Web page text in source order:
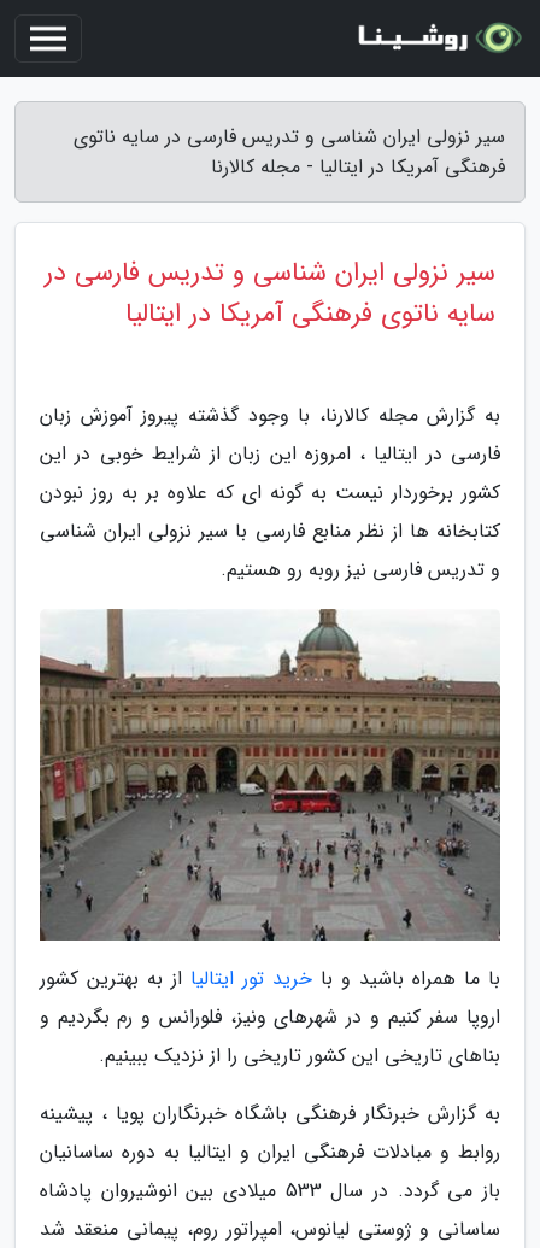
سیر نزولی ایران شناسی و تدریس فارسی در سایه ناتوی
فرهنگی آمریکا در ایتالیا - مجله کالارنا
سیر نزولی ایران شناسی و تدریس فارسی در
سایه ناتوی فرهنگی آمریکا در ایتالیا
به گزارش مجله کالارنا، با وجود گذشته پیروز آموزش زبان
فارسی در ایتالیا ، امروزه این زبان از شرایط خوبی در این
کشور برخوردار نیست به گونه ای که علاوه بر به روز نبودن
کتابخانه ها از نظر منابع فارسی با سیر نزولی ایران شناسی
و تدریس فارسی نیز روبه رو هستیم.
با ما همراه باشید و با خرید تور ایتالیا از به بهترین کشور
اروپا سفر کنیم و در شهرهای ونیز، فلورانس و رم بگردیم و
بناهای تاریخی این کشور تاریخی را از نزدیک ببینیم.
به گزارش خبرنگار فرهنگی باشگاه خبرنگاران پویا ، پیشینه
روابط و مبادلات فرهنگی ایران و ایتالیا به دوره ساسانیان
باز می گردد. در سال 533 میلادی بین انوشیروان پادشاه
ساسانی و ژوستی لیانوس، امپراتور روم، پیمانی منعقد شد